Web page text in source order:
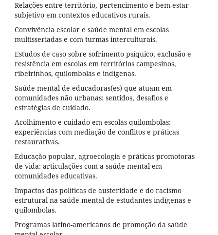
Relações entre território, pertencimento e bem-estar
subjetivo em contextos educativos rurais.
Convivência escolar e saúde mental em escolas
multisseriadas e com turmas interculturais.
Estudos de caso sobre sofrimento psíquico, exclusão e
resistência em escolas em territórios campesinos,
ribeirinhos, quilombolas e indígenas.
Saúde mental de educadoras(es) que atuam em
comunidades não urbanas: sentidos, desafios e
estratégias de cuidado.
Acolhimento e cuidado em escolas quilombolas:
experiências com mediação de conflitos e práticas
restaurativas.
Educação popular, agroecologia e práticas promotoras
de vida: articulações com a saúde mental em
comunidades educativas.
Impactos das políticas de austeridade e do racismo
estrutural na saúde mental de estudantes indígenas e
quilombolas.
Programas latino-americanos de promoção da saúde